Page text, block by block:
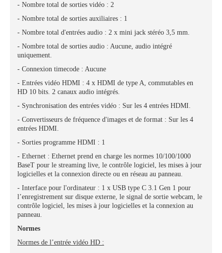
- Nombre total de sorties vidéo : 2
- Nombre total de sorties auxiliaires : 1
- Nombre total d'entrées audio : 2 x mini jack stéréo 3,5 mm.
- Nombre total de sorties audio : Aucune, audio intégré
uniquement.
- Connexion timecode : Aucune
- Entrées vidéo HDMI : 4 x HDMI de type A, commutables en
HD 10 bits. 2 canaux audio intégrés.
- Synchronisation des entrées vidéo : Sur les 4 entrées HDMI.
- Convertisseurs de fréquence d'images et de format : Sur les 4
entrées HDMI.
- Sorties programme HDMI : 1
- Ethernet : Ethernet prend en charge les normes 10/100/1000
BaseT pour le streaming live, le contrôle logiciel, les mises à jour
logicielles et la connexion directe ou en réseau au panneau.
- Interface pour l'ordinateur : 1 x USB type C 3.1 Gen 1 pour
l’enregistrement sur disque externe, le signal de sortie webcam, le
contrôle logiciel, les mises à jour logicielles et la connexion au
panneau.
Normes
Normes de l’entrée vidéo HD :